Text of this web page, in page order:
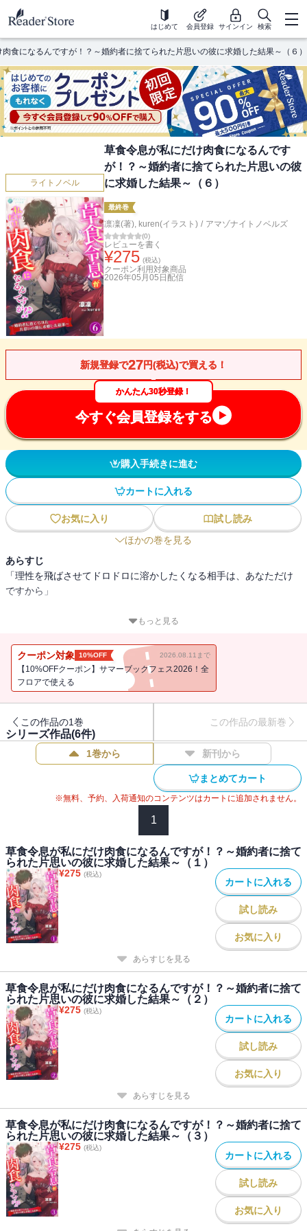
はじめて 会員登録 サインイン 検索
食になるんですが！？～婚約者に捨てられた片思いの彼に求婚した結果～（６）
ライトノベル
草食令息が私にだけ肉食になるんです
が！？～婚約者に捨てられた片思いの彼
に求婚した結果～（６）
最終巻
凛凜(著), kuren(イラスト) / アマゾナイトノベルズ
(0)
レビューを書く
¥275 (税込)
クーポン利用対象商品
2026年05月05日 配信
新規登録で27円(税込)で買える！
かんたん30秒登録！
今すぐ会員登録をする
購入手続きに進む
カートに入れる
お気に入り
試し読み
ほかの巻を見る
あらすじ
「理性を飛ばさせてドロドロに溶かしたくなる相手は、あなただけ
ですから」
王女アイリーンは、幼い頃に誘拐事件から救ってくれた冴えない伯
会の日、彼が理不尽にも婚約破棄される場に遭遇したアイリーン
は、思わずその場で彼に求婚！
周囲が驚くなか、婚約が成立した。
だがある日、我慢のできなくなったレオナルドがついに豹変！
気付けばアイリーンは彼の手のひらで転がされ、熱く愛されること
悔しくなったアイリーンは、レオナルドを襲い返しにいくもののー
欲望にまっすぐな王女と、肉食に豹変した絶倫令息の、互いを翻弄
た片思いの彼に求婚した結果～（６）』には「友人へ贈る言葉」～
「エピローグ」を収録
もっと見る
クーポン対象 10%OFF 2026.08.11まで
【10%OFFクーポン】サマーブックフェス2026！全
フロアで使える
この作品の1巻 この作品の最新巻
シリーズ作品(6件)
1巻から 新刊から
まとめてカート
※無料、予約、入荷通知のコンテンツはカートに追加されません。
1
草食令息が私にだけ肉食になるんですが！？～婚約者に捨て
られた片思いの彼に求婚した結果～（１）
¥275 (税込)
カートに入れる
試し読み
お気に入り
あらすじを見る
草食令息が私にだけ肉食になるんですが！？～婚約者に捨て
られた片思いの彼に求婚した結果～（２）
¥275 (税込)
カートに入れる
試し読み
お気に入り
あらすじを見る
草食令息が私にだけ肉食になるんですが！？～婚約者に捨て
られた片思いの彼に求婚した結果～（３）
¥275 (税込)
カートに入れる
試し読み
お気に入り